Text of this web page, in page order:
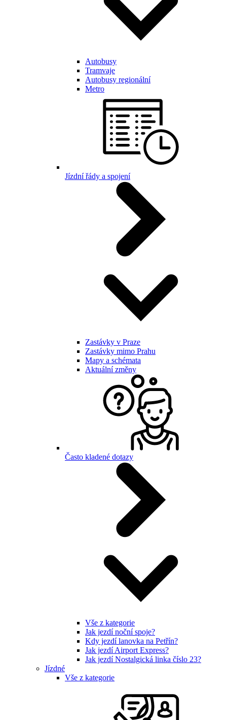
Autobusy
Tramvaje
Autobusy regionální
Metro
Jízdní řády a spojení
Zastávky v Praze
Zastávky mimo Prahu
Mapy a schémata
Aktuální změny
Často kladené dotazy
Vše z kategorie
Jak jezdí noční spoje?
Kdy jezdí lanovka na Petřín?
Jak jezdí Airport Express?
Jak jezdí Nostalgická linka číslo 23?
Jízdné
Vše z kategorie